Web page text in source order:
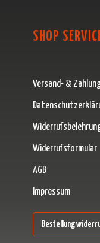
Link)
Tab (externer Link)
– öffnet in neuem Tab
Tab (externer Link)
SHOP
Versand- &
Widerrufsformular
AGB
Impressum
Bestellung